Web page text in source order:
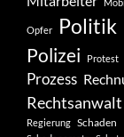
Opfer Politik
Polizei Protest
Prozess
Rechtsanwalt
Regierung Schaden